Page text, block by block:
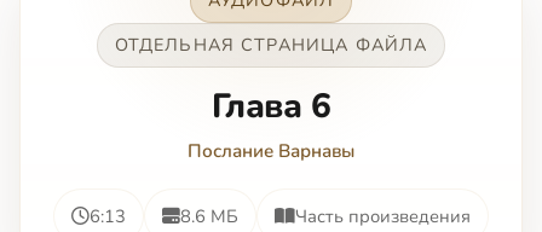
ОТДЕЛЬНАЯ СТРАНИЦА ФАЙЛА
Глава 6
Послание Варнавы
6:13 8.6 МБ Часть произведения